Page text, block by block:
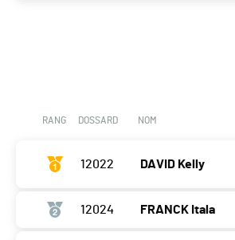
RANG DOSSARD NOM
12022 DAVID Kelly
12024 FRANCK Itala